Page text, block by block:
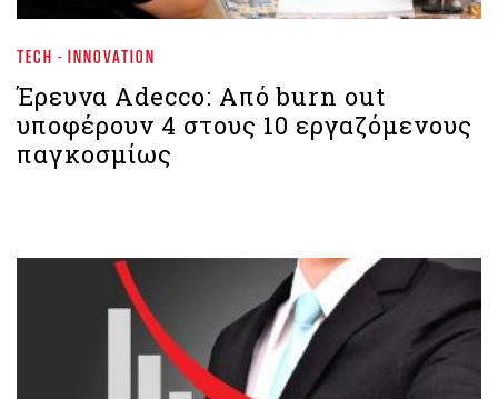
TECH - INNOVATION
Έρευνα Adecco: Από burn out
υποφέρουν 4 στους 10 εργαζόμενους
παγκοσμίως